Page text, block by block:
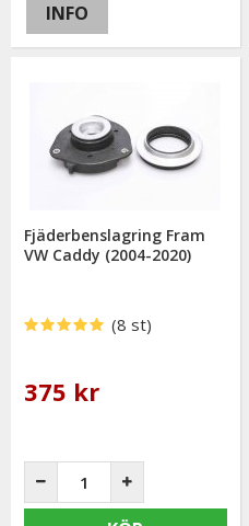
INFO
Fjäderbenslagring Fram
VW Caddy (2004-2020)
(8 st)
375 kr